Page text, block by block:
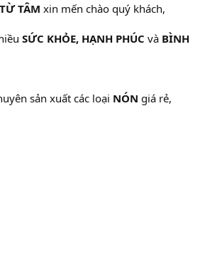
TÂM xin mến chào quý khách,
SỨC KHỎE, HẠNH PHÚC và BÌNH
sản xuất các loại NÓN giá rẻ,